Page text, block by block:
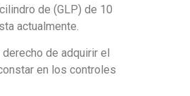
de (GLP) de 10
actualmente.
de adquirir el
en los controles